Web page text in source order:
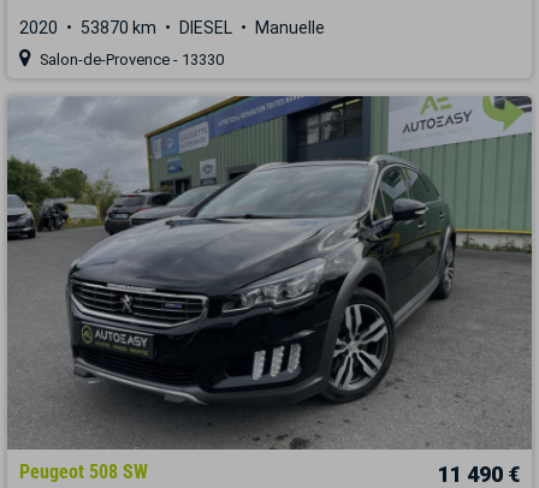
2020 53870 km DIESEL Manuelle
Salon-de-Provence - 13330
Peugeot 508 SW 11 490 €